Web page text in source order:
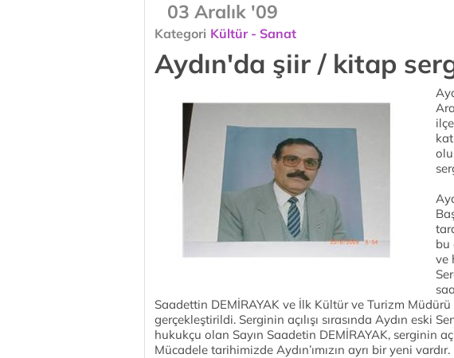
03 Aralık '09
Kategori Kültür - Sanat
Aydın'da şiir / kitap
bu
ve
Saadettin DEMİRAYAK ve İlk Kültür ve Turizm
gerçekleştirildi. Serginin açılışı sırasında Aydın eski
hukukçu olan Sayın Saadetin DEMİRAYAK, serginin
Mücadele tarihimizde Aydın’ımızın ayrı bir yeni vardır.